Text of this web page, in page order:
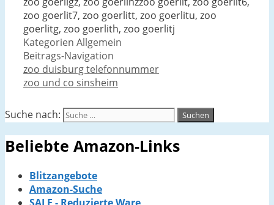
zoo goerlit7, zoo goerlitt, zoo goerlitu, zoo
goerlitg, zoo goerlith, zoo goerlitj
Kategorien Allgemein
Beitrags-Navigation
zoo duisburg telefonnummer
zoo und co sinsheim
Suche nach:
Beliebte Amazon-Links
Blitzangebote
Amazon-Suche
SALE - Reduzierte Ware